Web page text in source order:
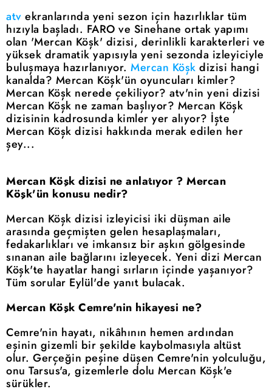
atv ekranlarında yeni sezon için hazırlıklar tüm
hızıyla başladı. FARO ve Sinehane ortak yapımı
olan 'Mercan Köşk' dizisi, derinlikli karakterleri ve
yüksek dramatik yapısıyla yeni sezonda izleyiciyle
buluşmaya hazırlanıyor. Mercan Köşk dizisi hangi
kanalda? Mercan Köşk'ün oyuncuları kimler?
Mercan Köşk nerede çekiliyor? atv'nin yeni dizisi
Mercan Köşk ne zaman başlıyor? Mercan Köşk
dizisinin kadrosunda kimler yer alıyor? İşte
Mercan Köşk dizisi hakkında merak edilen her
şey...
Mercan Köşk dizisi ne anlatıyor ? Mercan
Köşk'ün konusu nedir?
Mercan Köşk dizisi izleyicisi iki düşman aile
arasında geçmişten gelen hesaplaşmaları,
fedakarlıkları ve imkansız bir aşkın gölgesinde
sınanan aile bağlarını izleyecek. Yeni dizi Mercan
Köşk'te hayatlar hangi sırların içinde yaşanıyor?
Tüm sorular Eylül'de yanıt bulacak.
Mercan Köşk Cemre'nin hikayesi ne?
Cemre'nin hayatı, nikâhının hemen ardından
eşinin gizemli bir şekilde kaybolmasıyla altüst
olur. Gerçeğin peşine düşen Cemre'nin yolculuğu,
onu Tarsus'a, gizemlerle dolu Mercan Köşk'e
sürükler.